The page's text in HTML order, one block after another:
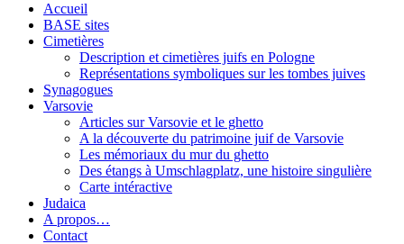
Accueil
BASE sites
Cimetières
Description et cimetières juifs en Pologne
Représentations symboliques sur les tombes juives
Synagogues
Varsovie
Articles sur Varsovie et le ghetto
A la découverte du patrimoine juif de Varsovie
Les mémoriaux du mur du ghetto
Des étangs à Umschlagplatz, une histoire singulière
Carte intéractive
Judaica
A propos…
Contact